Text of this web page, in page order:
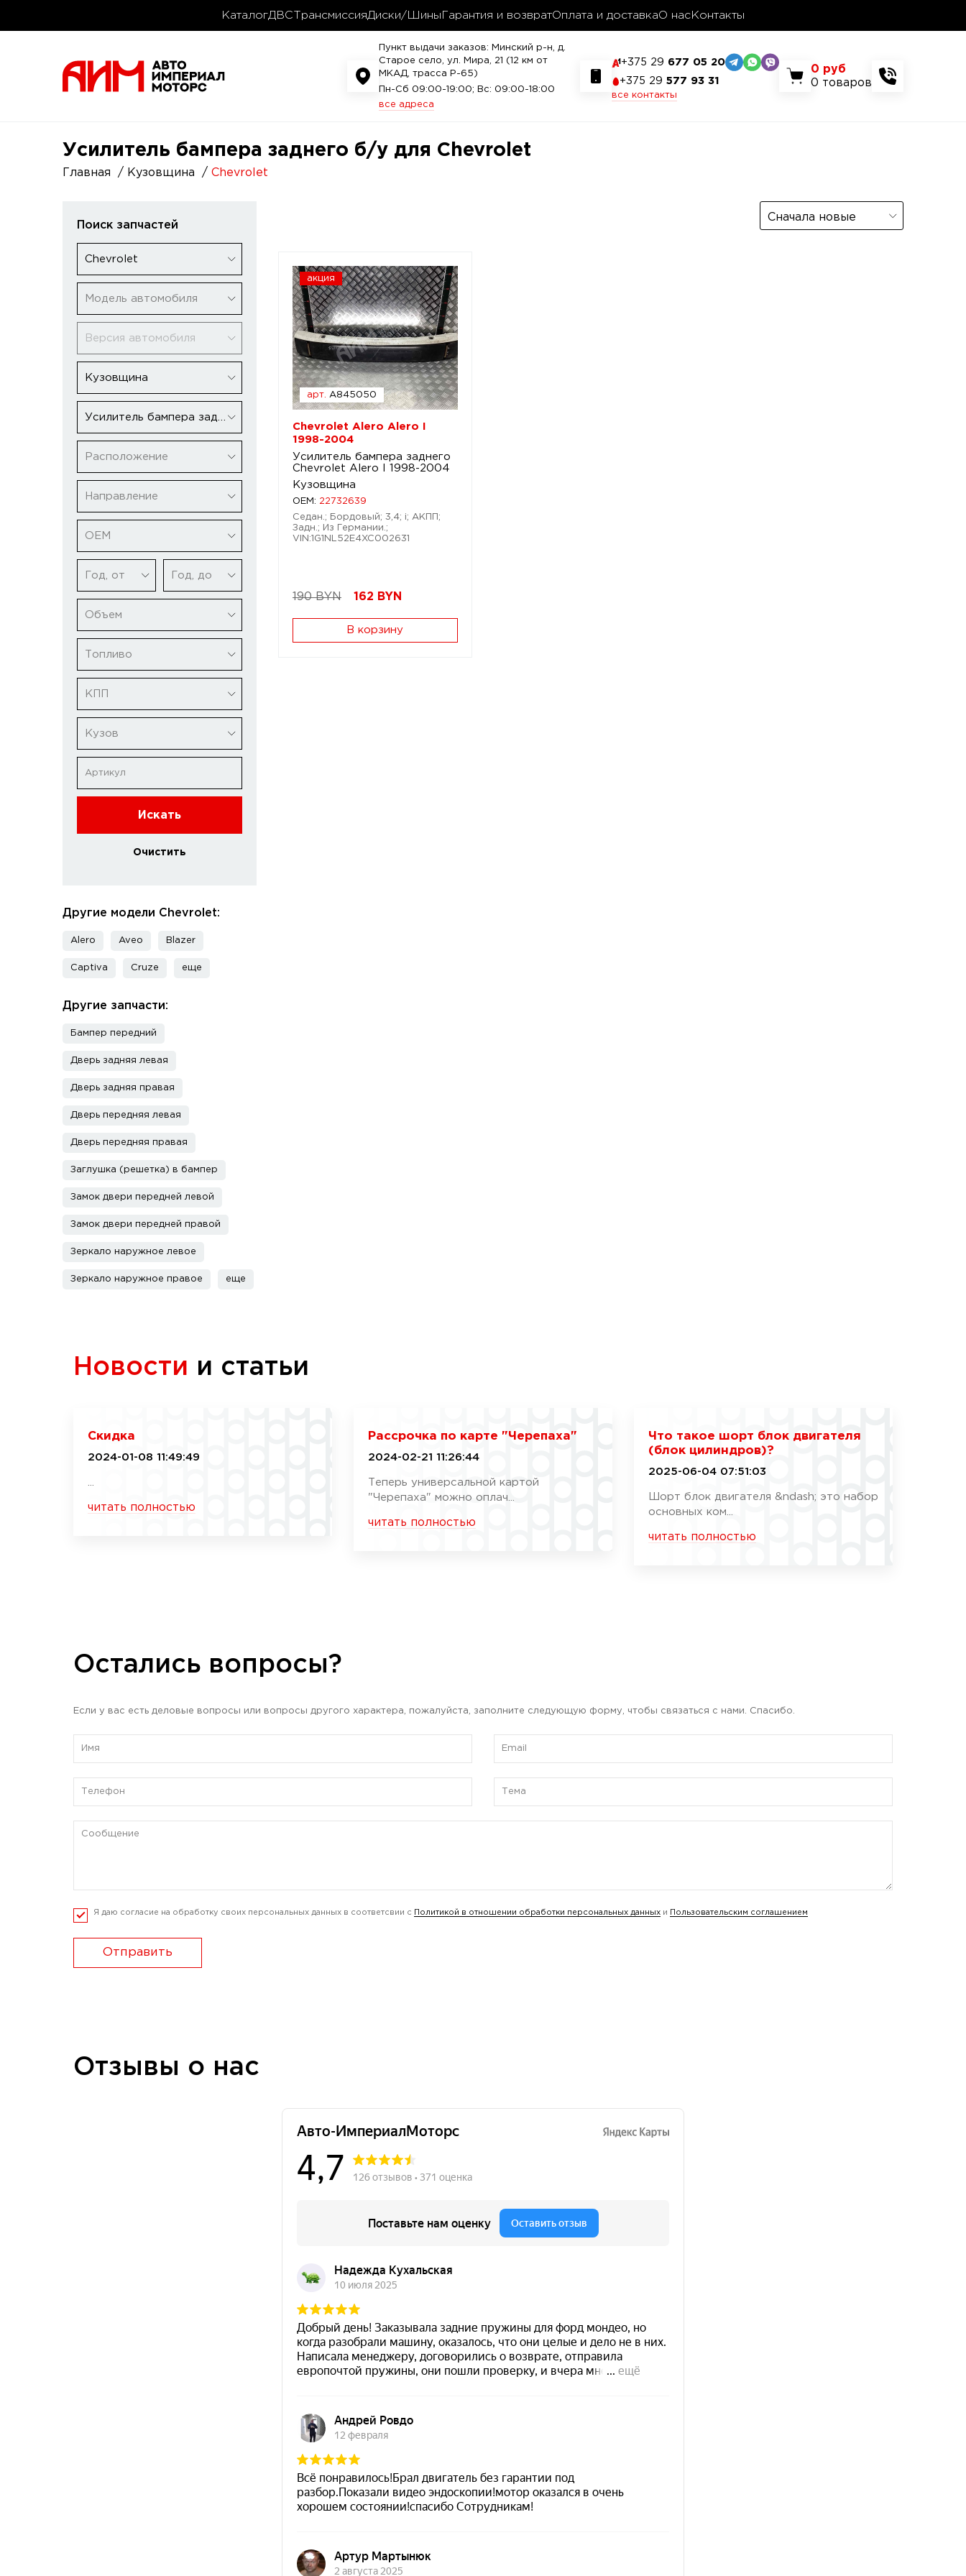
КаталогДВС ТрансмиссияДиски/Шины Гарантия и возвратОплата и доставкаО нас Контакты
Пункт выдачи заказов: Минский р-н, д.
Старое село, ул. Мира, 21 (12 км от
МКАД, трасса P-65)
Пн-Сб 09:00-19:00; Вс: 09:00-18:00
все адреса
+375 29 677 05 20
+375 29 577 93 31
все контакты
0 руб
0 товаров
Усилитель бампера заднего б/у для Chevrolet
Главная Кузовщина Chevrolet
Поиск запчастей
Chevrolet
Модель автомобиля
Версия автомобиля
Кузовщина
Расположение
Направление
ОЕМ
Год, от Год, до
Объем
Топливо
КПП
Кузов
Искать
Очистить
Другие модели Chevrolet:
Alero Aveo Blazer
Captiva Cruze еще
Другие запчасти:
Бампер передний
Дверь задняя левая
Дверь задняя правая
Дверь передняя левая
Дверь передняя правая
Заглушка (решетка) в бампер
Замок двери передней левой
Замок двери передней правой
Зеркало наружное левое
Зеркало наружное правое еще
Сначала новые
акция
арт. A845050
Chevrolet Alero Alero I
1998-2004
Усилитель бампера заднего
Chevrolet Alero I 1998-2004
Кузовщина
OEM: 22732639
Седан.; Бордовый; 3,4; i; АКПП;
Задн.; Из Германии.;
VIN:1G1NL52E4XC002631
190 BYN 162 BYN
В корзину
Новости и статьи
Скидка
2024-01-08 11:49:49
читать полностью
Рассрочка по карте "Черепаха"
2024-02-21 11:26:44
Теперь универсальной картой
"Черепаха" можно оплач...
читать полностью
Что такое шорт блок двигателя
(блок цилиндров)?
2025-06-04 07:51:03
Шорт блок двигателя &ndash; это набор
основных ком...
читать полностью
Остались вопросы?
Если у вас есть деловые вопросы или вопросы другого характера, пожалуйста, заполните следующую форму, чтобы связаться с нами. Спасибо.
Я даю согласие на обработку своих персональных данных в соответсвии с Политикой в отношении обработки персональных данных и Пользовательским соглашением
Отправить
Отзывы о нас